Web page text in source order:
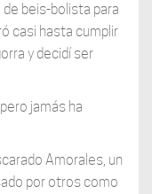
beis-bolista para
casi hasta cumplir
y decidí ser
jamás ha
Amorales, un
por otros como